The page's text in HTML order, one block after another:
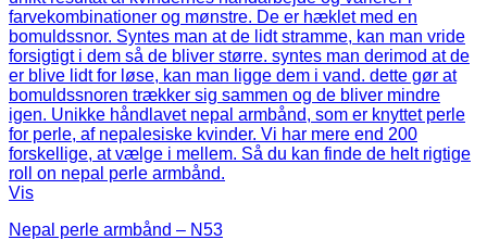
Vis
Nepal perle armbånd – N53